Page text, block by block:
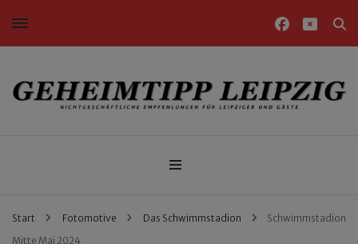
Nichtgeschäftliche Empfehlungen für Leipziger und Gäste
Start Fotomotive Das Schwimmstadion
Schwimmstadion
Mitte Mai 2024